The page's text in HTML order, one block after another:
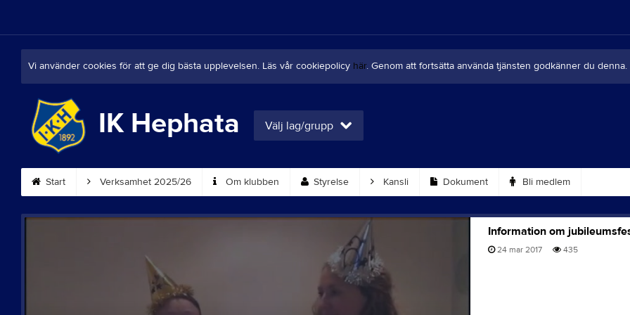
Vi använder cookies för att ge dig bästa upplevelsen. Läs vår cookiepolicy här. Genom att fortsätta använda tjänsten godkänner du denna.
IK Hephata Välj lag/grupp
Start Verksamhet 2025/26 Om klubben Styrelse Kansli Dokument Bli medlem
Information om
24 mar 2017 435